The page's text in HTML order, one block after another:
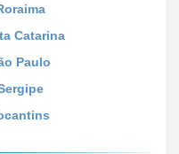
Catarina
Paulo